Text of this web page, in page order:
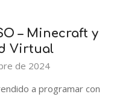
– Minecraft y
Virtual
de 2024
a programar con